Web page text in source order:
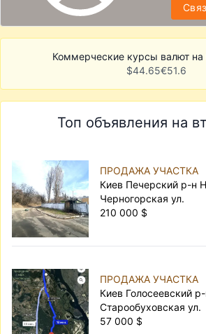
Коммерческие курсы валют
$44.65€51.6
Топ объявления на
ПРОДАЖА УЧАСТКА
Киев Печерский р-н
Черногорская ул.
210 000 $
ПРОДАЖА УЧАСТКА
Киев Голосеевский
Старообуховская ул.
57 000 $